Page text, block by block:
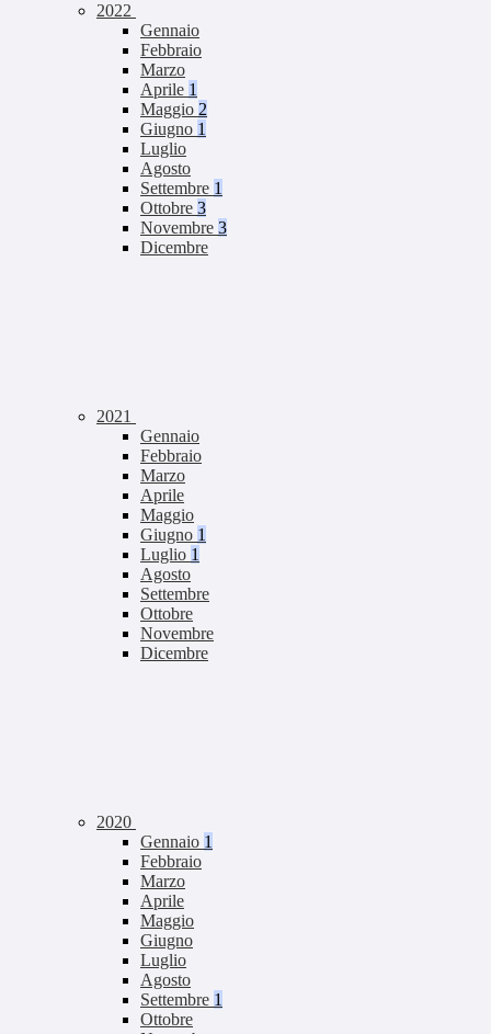
2022
Gennaio
Febbraio
Marzo
Aprile 1
Maggio 2
Giugno 1
Luglio
Agosto
Settembre 1
Ottobre 3
Novembre 3
Dicembre
2021
Gennaio
Febbraio
Marzo
Aprile
Maggio
Giugno 1
Luglio 1
Agosto
Settembre
Ottobre
Novembre
Dicembre
2020
Gennaio 1
Febbraio
Marzo
Aprile
Maggio
Giugno
Luglio
Agosto
Settembre 1
Ottobre